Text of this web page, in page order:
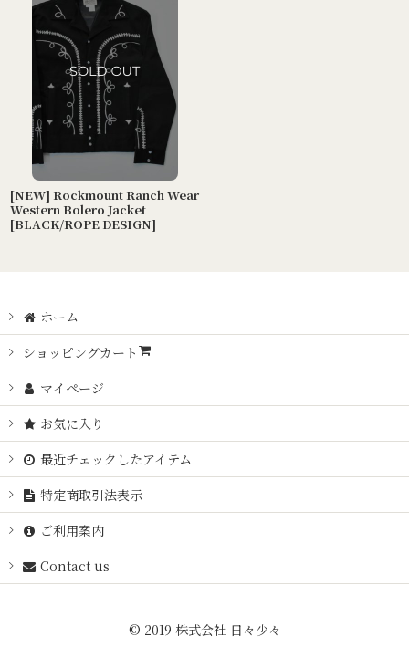
[NEW] Rockmount Ranch Wear
Western Bolero Jacket
[BLACK/ROPE DESIGN]
ホーム
ショッピングカート
マイページ
お気に入り
最近チェックしたアイテム
特定商取引法表示
ご利用案内
Contact us
© 2019 株式会社 日々少々